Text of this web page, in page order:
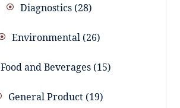
Diagnostics 28
Environmental 26
Food and Beverages 15
General Product 19